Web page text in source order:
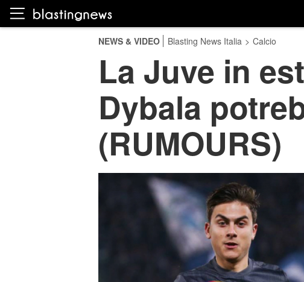
NEWS & VIDEO Blasting News Italia > Calcio
La Juve in
Dybala
(RUMOURS)